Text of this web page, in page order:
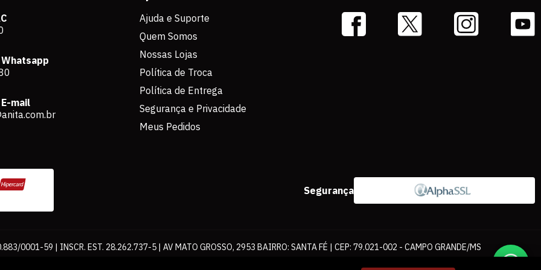
mail
Ajuda e Suporte
Quem Somos
Nossas Lojas
Política de Troca
Política de Entrega
Segurança e Privacidade
Meus Pedidos
Segurança
0001-59 | INSCR. EST. 28.262.737-5 | AV MATO GROSSO, 2953 BAIRRO: SANTA FÉ | CEP: 79.021-002 - CAMPO GRANDE/MS